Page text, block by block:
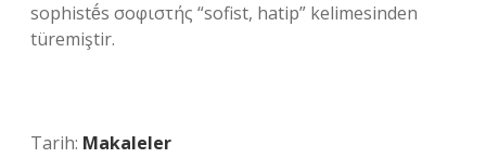
sophistḗs σοφιστής “sofist, hatip” kelimesinden
türemiştir.
Tarih: Makaleler